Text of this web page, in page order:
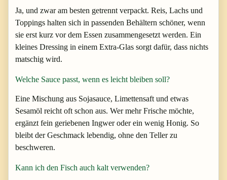
Ja, und zwar am besten getrennt verpackt. Reis, Lachs und
Toppings halten sich in passenden Behältern schöner, wenn
sie erst kurz vor dem Essen zusammengesetzt werden. Ein
kleines Dressing in einem Extra-Glas sorgt dafür, dass nichts
matschig wird.
Welche Sauce passt, wenn es leicht bleiben soll?
Eine Mischung aus Sojasauce, Limettensaft und etwas
Sesamöl reicht oft schon aus. Wer mehr Frische möchte,
ergänzt fein geriebenen Ingwer oder ein wenig Honig. So
bleibt der Geschmack lebendig, ohne den Teller zu
beschweren.
Kann ich den Fisch auch kalt verwenden?